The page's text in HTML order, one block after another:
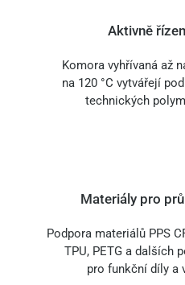
Aktivně
Komora vyhřívaná až
na 120 °C vytvářejí
technických
Materiály pro
Podpora materiálů PPS
TPU, PETG a dalších
pro funkční díly a